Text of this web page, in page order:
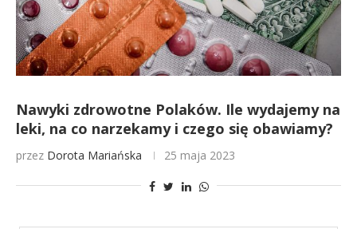
Nawyki zdrowotne Polaków. Ile wydajemy na
leki, na co narzekamy i czego się obawiamy?
przez Dorota Mariańska 25 maja 2023